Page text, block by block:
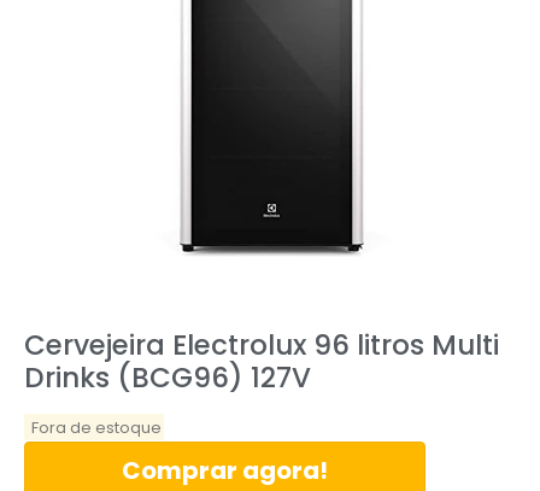
Cervejeira Electrolux 96 litros Multi
Drinks (BCG96) 127V
Fora de estoque
Comprar agora!